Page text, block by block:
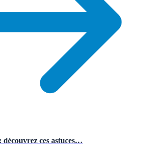
ces astuces…